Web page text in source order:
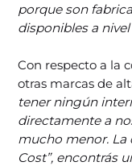
porque son
disponibles a
Con respecto a la
otras marcas de
tener ningún
directamente a
mucho menor. La
Cost”, encontrás